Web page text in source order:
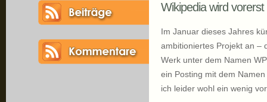
Wikipedia wird
Im Januar dieses Jahres
ambitioniertes Projekt an –
Werk unter dem Namen
ein Posting mit dem
ich leider wohl ein wenig